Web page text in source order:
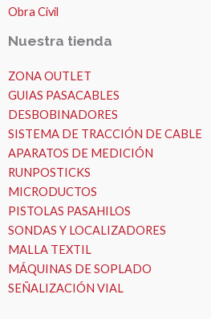
Obra Civil
Nuestra tienda
ZONA OUTLET
GUIAS PASACABLES
DESBOBINADORES
SISTEMA DE TRACCIÓN DE CABLE
APARATOS DE MEDICIÓN
RUNPOSTICKS
MICRODUCTOS
PISTOLAS PASAHILOS
SONDAS Y LOCALIZADORES
MALLA TEXTIL
MÁQUINAS DE SOPLADO
SEÑALIZACIÓN VIAL